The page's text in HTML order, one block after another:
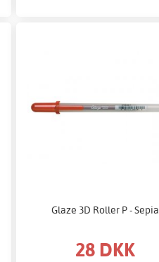
Glaze 3D Roller P - Sepia
28 DKK